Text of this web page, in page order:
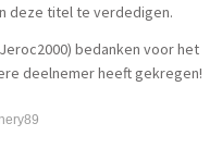
deze titel te verdedigen.
bedanken voor het
deelnemer heeft gekregen!